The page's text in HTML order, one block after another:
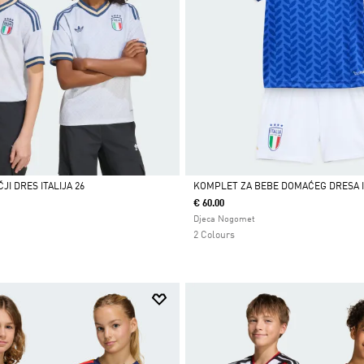
DRES ITALIJA 26
Da
KOMPLET ZA BEBE DOMAĆEG DRESA
€ 60.00
Djeca Nogomet
2 Colours